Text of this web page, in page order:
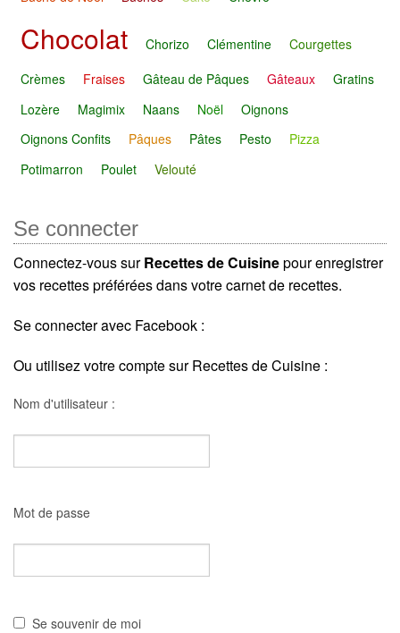
Chocolat Chorizo Clémentine
Courgettes
Crèmes
Fraises Gâteau de Pâques Gâteaux
Gratins
Lozère
Magimix Naans Noël
Oignons
Oignons Confits
Pâques Pâtes Pesto
Pizza
Potimarron
Poulet Velouté
Se connecter
Connectez-vous surRecettes de Cuisinepour enregistrer
vos recettes préférées dans votre carnet de recettes.
Se connecter avec Facebook :
Ou utilisez votre compte sur Recettes de Cuisine :
Nom d'utilisateur :
Mot de passe
Se souvenir de moi